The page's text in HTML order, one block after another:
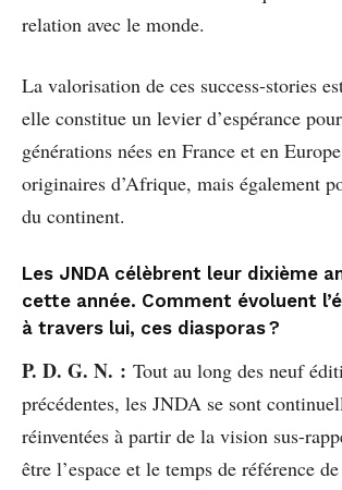
relation avec le monde.
La valorisation de ces success-stories
elle constitue un levier d’espérance
générations nées en France et en
originaires d’Afrique, mais également
du continent.
Les JNDA célèbrent leur dixième
cette année. Comment évoluent
à travers lui, ces diasporas ?
P. D. G. N. : Tout au long des neuf
précédentes, les JNDA se sont
réinventées à partir de la vision sus-
être l’espace et le temps de référence